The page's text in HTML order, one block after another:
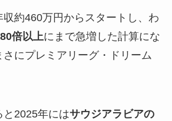
約460万円からスタートし、わ
倍以上にまで急増した計算にな
さにプレミアリーグ・ドリーム
と2025年にはサウジアラビアの